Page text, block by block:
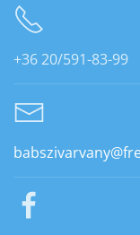
+36 20/591-83-99